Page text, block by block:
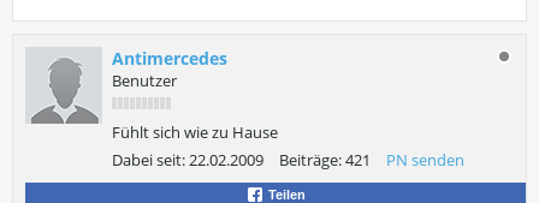
Antimercedes
Benutzer
Fühlt sich wie zu Hause
Dabei seit:22.02.2009 Beiträge:421 PN senden
Teilen